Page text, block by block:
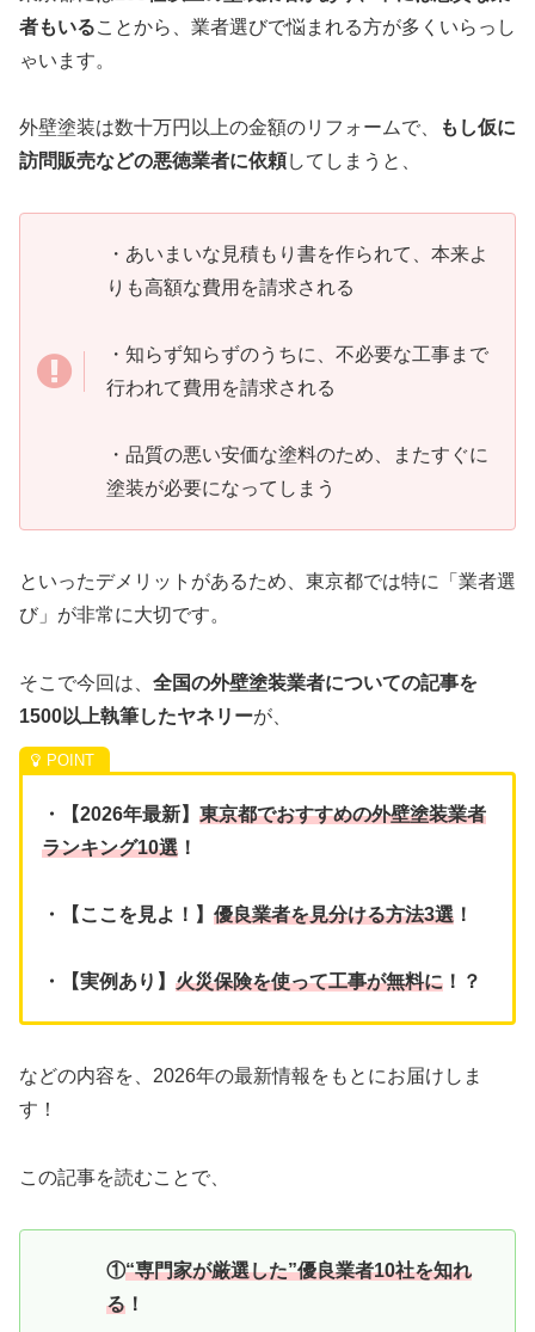
者もいることから、業者選びで悩まれる方が多くいらっし
ゃいます。
外壁塗装は数十万円以上の金額のリフォームで、
もし仮に
訪問販売などの悪徳業者に依頼 してしまうと、
・あいまいな見積もり書を作られて、本来よ
りも高額な費用を請求される
・知らず知らずのうちに、不必要な工事まで
行われて費用を請求される
・品質の悪い安価な塗料のため、またすぐに
塗装が必要になってしまう
といったデメリットがあるため、東京都では特に「業者選
び」が非常に大切です。
そこで今回は、 全国の外壁塗装業者についての記事を
1500以上執筆したヤネリーが、
・【2026年最新】 東京都でおすすめの外壁塗装業者
ランキング10選 ！
・【ここを見よ！】 優良業者を見分ける方法3選 ！
・【実例あり】 火災保険を使って工事が無料に ！？
などの内容を、2026年の最新情報をもとにお届けしま
す！
この記事を読むことで、
①“専門家が厳選した”優良業者10社を知れ
る ！